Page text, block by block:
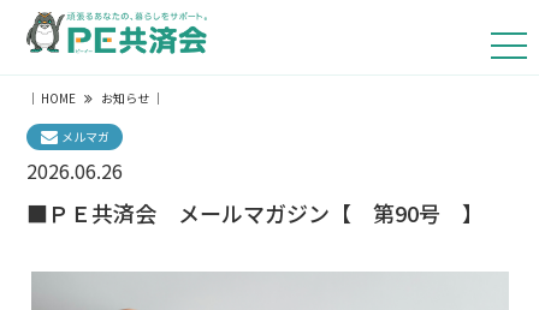
｜ HOME お知らせ ｜
メルマガ
2026.06.26
■ＰＥ共済会 メールマガジン【 第90号 】